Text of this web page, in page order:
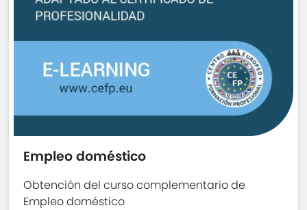
Empleo doméstico
Obtención del curso complementario de
Empleo doméstico